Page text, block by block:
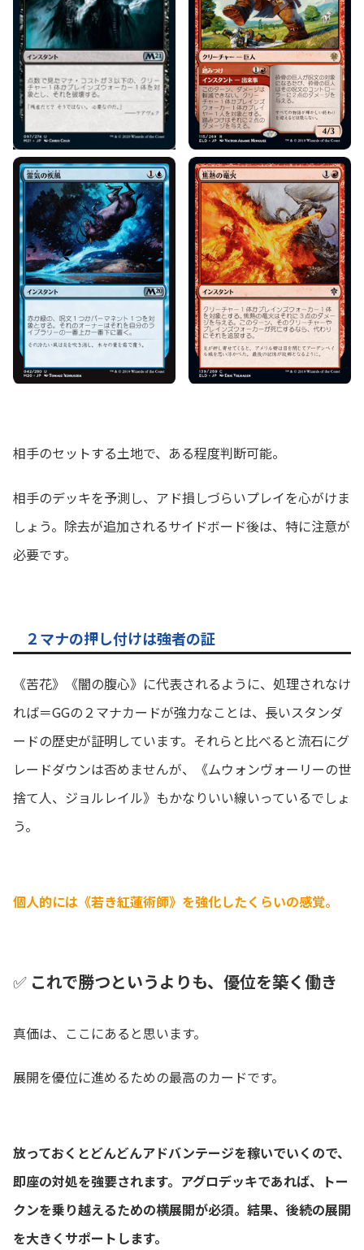
相手のセットする土地で、ある程度判断可能。
相手のデッキを予測し、アド損しづらいプレイを心がけま
しょう。除去が追加されるサイドボード後は、特に注意が
必要です。
２マナの押し付けは強者の証
《苦花》《闇の腹心》に代表されるように、処理されなけ
れば＝GGの２マナカードが強力なことは、長いスタンダ
ードの歴史が証明しています。それらと比べると流石にグ
レードダウンは否めませんが、《ムウォンヴォーリーの世
捨て人、ジョルレイル》もかなりいい線いっているでしょ
う。
個人的には《若き紅蓮術師》を強化したくらいの感覚。
✅ これで勝つというよりも、優位を築く働き
真価は、ここにあると思います。
展開を優位に進めるための最高のカードです。
放っておくとどんどんアドバンテージを稼いでいくので、
即座の対処を強要されます。アグロデッキであれば、トー
クンを乗り越えるための横展開が必須。結果、後続の展開
を大きくサポートします。